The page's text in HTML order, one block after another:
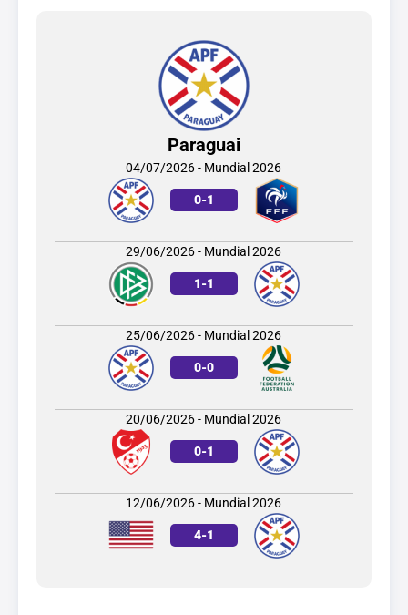
Paraguai
04/07/2026 - Mundial 2026
0-1
29/06/2026 - Mundial 2026
1-1
25/06/2026 - Mundial 2026
0-0
20/06/2026 - Mundial 2026
0-1
12/06/2026 - Mundial 2026
4-1